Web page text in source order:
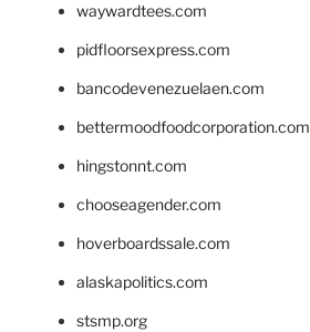
waywardtees.com
pidfloorsexpress.com
bancodevenezuelaen.com
bettermoodfoodcorporation.com
hingstonnt.com
chooseagender.com
hoverboardssale.com
alaskapolitics.com
stsmp.org